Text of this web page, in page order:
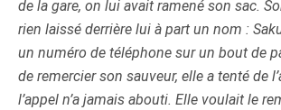
de la gare, on lui avait ramené son sac.
rien laissé derrière lui à part un nom :
un numéro de téléphone sur un bout de
de remercier son sauveur, elle a tenté de
l’appel n’a jamais abouti. Elle voulait le